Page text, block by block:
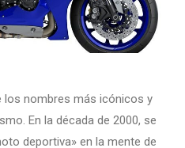
los nombres más icónicos y
En la década de 2000, se
deportiva» en la mente de